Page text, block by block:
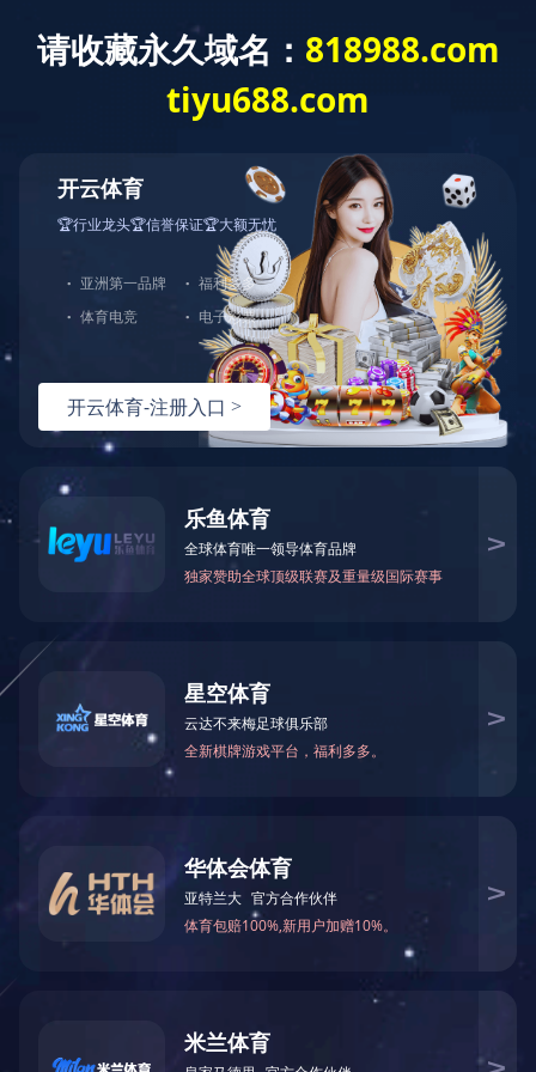
公司概况 党建工作 经营发展